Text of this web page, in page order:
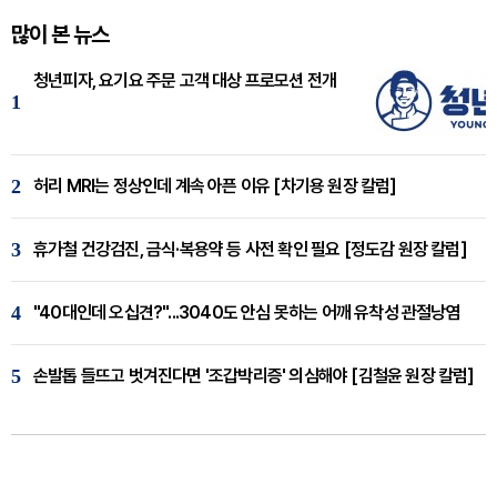
많이 본 뉴스
1
청년피자, 요기요 주문 고객 대상 프로모션 전개
2 허리 MRI는 정상인데 계속 아픈 이유 [차기용 원장 칼럼]
3 휴가철 건강검진, 금식·복용약 등 사전 확인 필요 [정도감 원장 칼럼]
4 "40대인데 오십견?"...3040도 안심 못하는 어깨 유착성 관절낭염
5 손발톱 들뜨고 벗겨진다면 '조갑박리증' 의심해야 [김철윤 원장 칼럼]